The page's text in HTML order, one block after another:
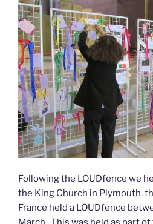
Following the LOUDfence we
the King Church in Plymouth,
France held a LOUDfence